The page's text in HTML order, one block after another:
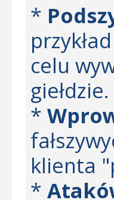
*
celu
giełdzie.
*
klienta
*